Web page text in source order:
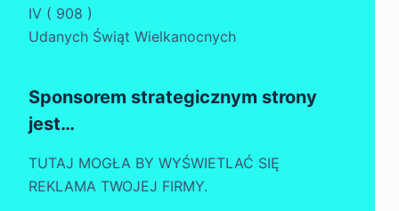
IV ( 908 )
Udanych Świąt Wielkanocnych
Sponsorem strategicznym strony
jest…
TUTAJ MOGŁA BY WYŚWIETLAĆ SIĘ
REKLAMA TWOJEJ FIRMY.